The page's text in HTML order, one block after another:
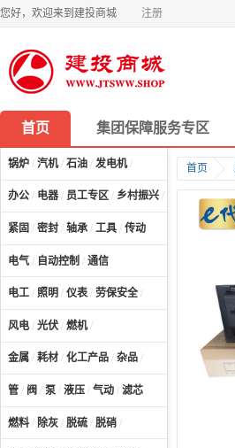
您好，欢迎来到建投商城 注册
首页 集团保障服务专区
锅炉 / 汽机/ 石油 / 发电机/
办公 / 电器 / 员工专区 / 乡村振兴 / 计算机及配件/
紧固 / 密封 / 轴承 / 工具 / 传动
电气 / 自动控制 / 通信
电工 / 照明 / 仪表 / 劳保安全 /
风电 / 光伏 / 燃机/
金属 / 耗材 / 化工产品 / 杂品 /
管 / 阀 / 泵 / 液压 / 气动 / 滤芯
燃料 / 除灰 / 脱硫 / 脱硝 /
首页